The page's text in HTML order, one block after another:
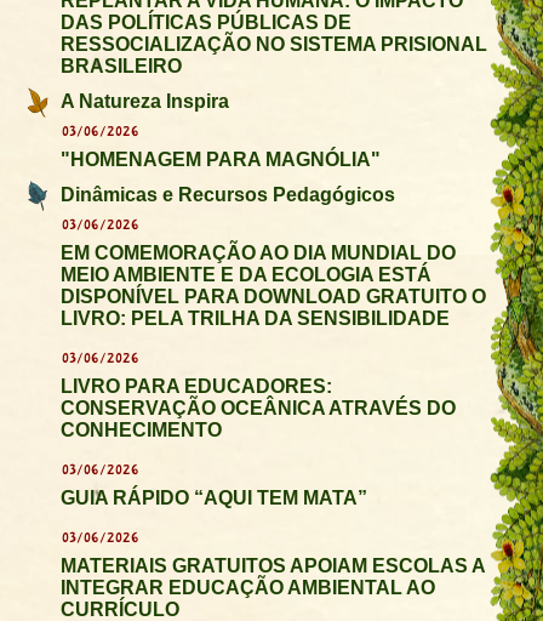
DAS POLÍTICAS PÚBLICAS DE
RESSOCIALIZAÇÃO NO SISTEMA PRISIONAL
BRASILEIRO
A Natureza Inspira
03/06/2026
"HOMENAGEM PARA MAGNÓLIA"
Dinâmicas e Recursos Pedagógicos
03/06/2026
EM COMEMORAÇÃO AO DIA MUNDIAL DO
MEIO AMBIENTE E DA ECOLOGIA ESTÁ
DISPONÍVEL PARA DOWNLOAD GRATUITO O
LIVRO: PELA TRILHA DA SENSIBILIDADE
03/06/2026
LIVRO PARA EDUCADORES:
CONSERVAÇÃO OCEÂNICA ATRAVÉS DO
CONHECIMENTO
03/06/2026
GUIA RÁPIDO “AQUI TEM MATA”
03/06/2026
MATERIAIS GRATUITOS APOIAM ESCOLAS A
INTEGRAR EDUCAÇÃO AMBIENTAL AO
CURRÍCULO